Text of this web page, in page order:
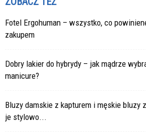
Fotel Ergohuman – wszystko, co
zakupem
Dobry lakier do hybrydy – jak mądrze
manicure?
Bluzy damskie z kapturem i męskie bluzy
je stylowo...